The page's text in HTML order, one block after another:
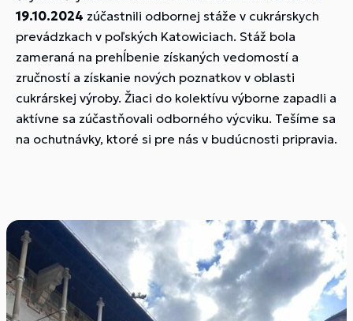
19.10.2024 zúčastnili odbornej stáže v cukrárskych
prevádzkach v poľských Katowiciach. Stáž bola
zameraná na prehĺbenie získaných vedomostí a
zručností a získanie nových poznatkov v oblasti
cukrárskej výroby. Žiaci do kolektívu výborne zapadli a
aktívne sa zúčastňovali odborného výcviku. Tešíme sa
na ochutnávky, ktoré si pre nás v budúcnosti pripravia.